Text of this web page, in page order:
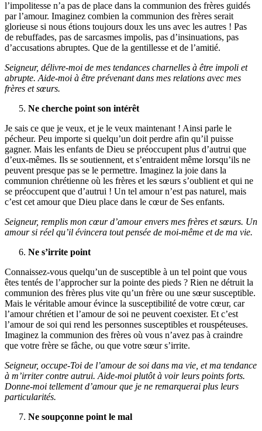
l’impolitesse n’a pas de place dans la communion des frères guidés
par l’amour. Imaginez combien la communion des frères serait
glorieuse si nous étions toujours doux les uns avec les autres ! Pas
de rebuffades, pas de sarcasmes impolis, pas d’insinuations, pas
d’accusations abruptes. Que de la gentillesse et de l’amitié.
Seigneur, délivre-moi de mes tendances charnelles à être impoli et
abrupte. Aide-moi à être prévenant dans mes relations avec mes
frères et sœurs.
Ne cherche point son intérêt
Je sais ce que je veux, et je le veux maintenant ! Ainsi parle le
pécheur. Peu importe si quelqu’un doit perdre afin qu’il puisse
gagner. Mais les enfants de Dieu se préoccupent plus d’autrui que
d’eux-mêmes. Ils se soutiennent, et s’entraident même lorsqu’ils ne
peuvent presque pas se le permettre. Imaginez la joie dans la
communion chrétienne où les frères et les sœurs s’oublient et qui ne
se préoccupent que d’autrui ! Un tel amour n’est pas naturel, mais
c’est cet amour que Dieu place dans le cœur de Ses enfants.
Seigneur, remplis mon cœur d’amour envers mes frères et sœurs. Un
amour si réel qu’il évincera tout pensée de moi-même et de ma vie.
Ne s’irrite point
Connaissez-vous quelqu’un de susceptible à un tel point que vous
êtes tentés de l’approcher sur la pointe des pieds ? Rien ne détruit la
communion des frères plus vite qu’un frère ou une sœur susceptible.
Mais le véritable amour évince la susceptibilité de votre cœur, car
l’amour chrétien et l’amour de soi ne peuvent coexister. Et c’est
l’amour de soi qui rend les personnes susceptibles et rouspéteuses.
Imaginez la communion des frères où vous n’avez pas à craindre
que votre frère se fâche, ou que votre sœur s’irrite.
Seigneur, occupe-Toi de l’amour de soi dans ma vie, et ma tendance
à m’irriter contre autrui. Aide-moi plutôt à voir leurs points forts.
Donne-moi tellement d’amour que je ne remarquerai plus leurs
particularités.
Ne soupçonne point le mal